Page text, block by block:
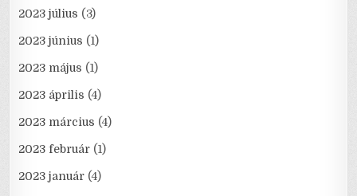
2023 július (3)
2023 június (1)
2023 május (1)
2023 április (4)
2023 március (4)
2023 február (1)
2023 január (4)